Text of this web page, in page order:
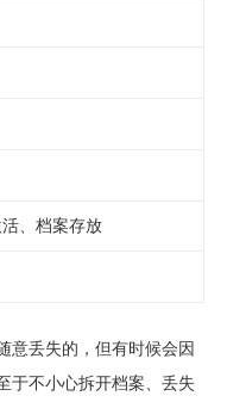
、档案存放
意丢失的，但有时候会因
于不小心拆开档案、丢失